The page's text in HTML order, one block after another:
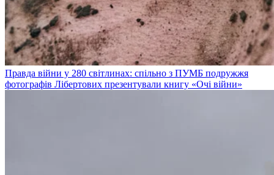
Правда війни у 280 світлинах: спільно з ПУМБ подружжя
фотографів Лібертових презентували книгу «Очі війни»